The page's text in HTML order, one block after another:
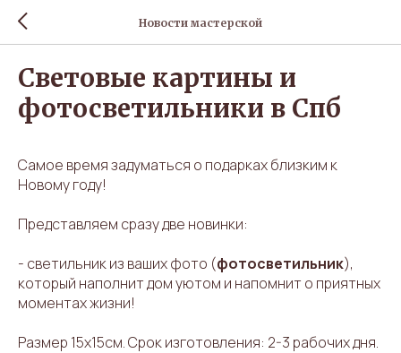
Новости мастерской
Световые картины и
фотосветильники в Спб
Самое время задуматься о подарках близким к
Новому году!
Представляем сразу две новинки:
- светильник из ваших фото (фотосветильник),
который наполнит дом уютом и напомнит о приятных
моментах жизни!
Размер 15х15см. Срок изготовления: 2-3 рабочих дня.